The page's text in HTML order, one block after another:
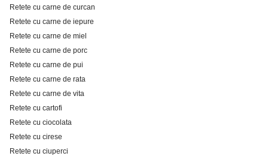
Retete cu carne de curcan
Retete cu carne de iepure
Retete cu carne de miel
Retete cu carne de porc
Retete cu carne de pui
Retete cu carne de rata
Retete cu carne de vita
Retete cu cartofi
Retete cu ciocolata
Retete cu cirese
Retete cu ciuperci